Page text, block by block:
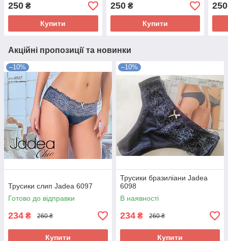
250 ₴
Купити
250₴
Купити
250
Акційні пропозиції та новинки
–10%
Трусики слип Jadea 6097
Готово до відправки
234 ₴ 260 ₴
Купити
–10%
Трусики бразиліани Jadea
6098
В наявності
234 ₴ 260 ₴
Купити